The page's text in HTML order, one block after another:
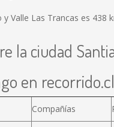
Valle Las Trancas es 438
la ciudad
en recorrido.cl
Compañías